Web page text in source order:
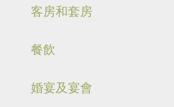
客房和套房
餐飲
婚宴及宴會